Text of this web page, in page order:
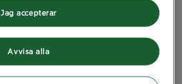
Avvisa alla
Jag accepterar